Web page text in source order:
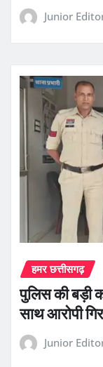
Junior
हमर छत्तीसगढ़
पुलिस की बड़ी
साथ आरोपी
Junior